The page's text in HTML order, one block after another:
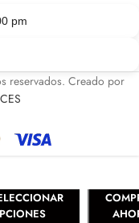
pm
reservados. Creado por